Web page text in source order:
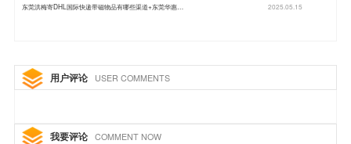
东莞洪梅寄DHL国际快递带磁物品有哪些渠道+东莞华惠… 2025.05.15
用户评论 USER COMMENTS
我要评论 COMMENT NOW